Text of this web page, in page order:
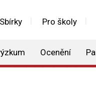
Sbírky Pro školy
Ocenění